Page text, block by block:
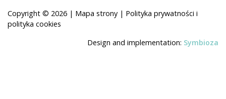
Copyright © 2026 | Mapa strony | Polityka prywatności i
polityka cookies
Design and implementation: Symbioza